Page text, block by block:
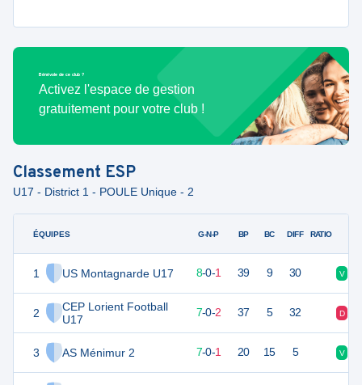
Bénévole de ce club ?
Activez l'espace de gestion
gratuitement pour votre club !
Classement ESP
U17 - District 1 - POULE Unique - 2
ÉQUIPES
1 US Montagnarde U17
2
CEP Lorient Football
U17
3 AS Ménimur 2
G-N-P BP BC DIFF RATIO
24 9 8-0-1 39 9 30 V
21 7-0-2 37 5 32 D
7-0-1 20 15 5 V